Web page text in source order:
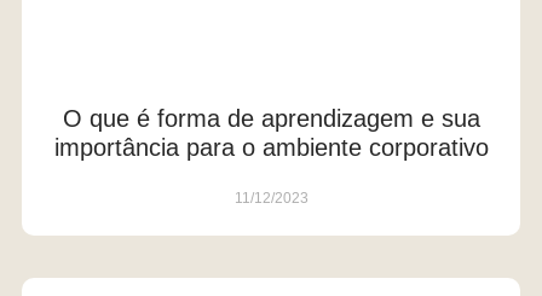
O que é forma de aprendizagem e sua
importância para o ambiente corporativo
11/12/2023